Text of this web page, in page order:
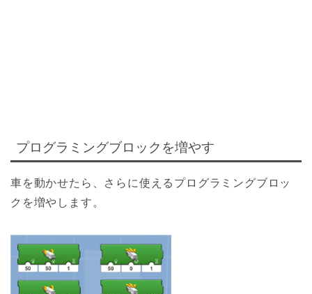
プログラミングブロックを増やす
車を動かせたら、さらに使えるプログラミングブロッ
クを増やします。
無料体験レッスン